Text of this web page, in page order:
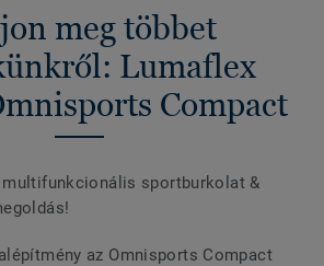
meg többet
Lumaflex
Compact
sportburkolat &
az Omnisports Compact